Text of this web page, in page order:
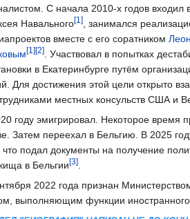
С начала 2010-х годов входил
Навального[1], занимался
вместе с его соратником
[1][2]. Участвовал в попытках
в Екатеринбурге путём
Для достижения этой цели открыто
местных консульств США и
году эмигрировал. Некоторое время
Затем переехал в Бельгию. В 2025
подал документы на получение
в Бельгии[3].
2022 года признан
выполняющим функции иностранного